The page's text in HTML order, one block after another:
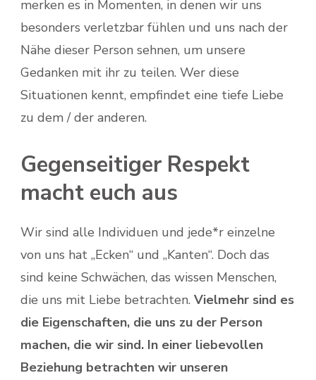
merken es in Momenten, in denen wir uns
besonders verletzbar fühlen und uns nach der
Nähe dieser Person sehnen, um unsere
Gedanken mit ihr zu teilen. Wer diese
Situationen kennt, empfindet eine tiefe Liebe
zu dem / der anderen.
Gegenseitiger Respekt
macht euch aus
Wir sind alle Individuen und jede*r einzelne
von uns hat „Ecken“ und „Kanten“. Doch das
sind keine Schwächen, das wissen Menschen,
die uns mit Liebe betrachten. Vielmehr sind es
die Eigenschaften, die uns zu der Person
machen, die wir sind. In einer liebevollen
Beziehung betrachten wir unseren